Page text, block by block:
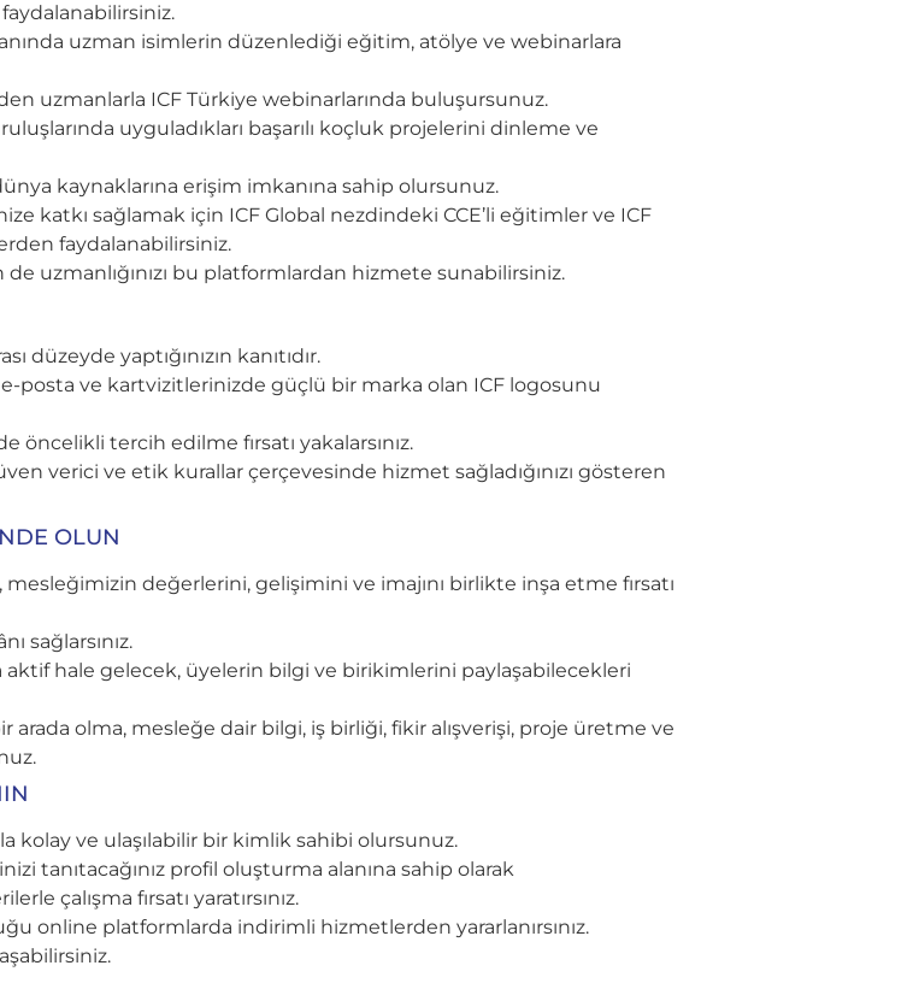
uzman isimlerin düzenlediği eğitim, atölye ve webinarlara
uzmanlarla ICF Türkiye webinarlarında buluşursunuz.
uyguladıkları başarılı koçluk projelerini dinleme ve
kaynaklarına erişim imkanına sahip olursunuz.
katkı sağlamak için ICF Global nezdindeki CCE’li eğitimler ve ICF
faydalanabilirsiniz.
uzmanlığınızı bu platformlardan hizmete sunabilirsiniz.
düzeyde yaptığınızın kanıtıdır.
posta ve kartvizitlerinizde güçlü bir marka olan ICF logosunu
tercih edilme fırsatı yakalarsınız.
verici ve etik kurallar çerçevesinde hizmet sağladığınızı gösteren
OLUN
mesleğimizin değerlerini, gelişimini ve imajını birlikte inşa etme fırsatı
sağlarsınız.
hale gelecek, üyelerin bilgi ve birikimlerini paylaşabilecekleri
arada olma, mesleğe dair bilgi, iş birliği, fikir alışverişi, proje üretme ve
kolay ve ulaşılabilir bir kimlik sahibi olursunuz.
tanıtacağınız profil oluşturma alanına sahip olarak
çalışma fırsatı yaratırsınız.
online platformlarda indirimli hizmetlerden yararlanırsınız.